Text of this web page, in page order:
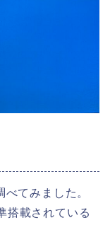
てみました。
搭載されている